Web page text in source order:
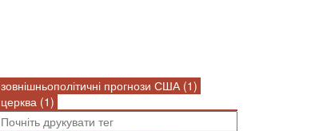
зовнішньополітичні прогнози США (1)
церква (1)